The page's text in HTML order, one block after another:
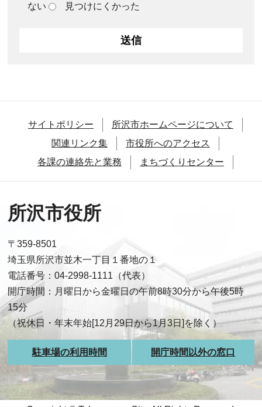
ない
見つけにくかった
サイトポリシー
所沢市ホームページについて
関連リンク集
市役所へのアクセス
各課の連絡先と業務
まちづくりセンター
所沢市役所
〒359-8501
埼玉県所沢市並木一丁目１番地の１
電話番号：04-2998-1111（代表）
開庁時間：月曜日から金曜日の午前8時30分から午後5時
15分
（祝休日・年末年始[12月29日から1月3日]を除く）
駐車場の利用時間 開庁時間以外の窓口